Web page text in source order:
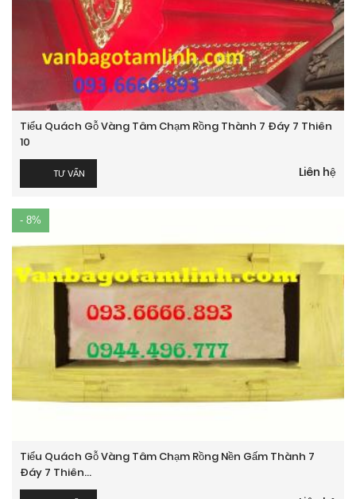
Tiểu Quách Gỗ Vàng Tâm Chạm Rồng Thành 7 Đáy 7 Thiên
10
TƯ VẤN Liên hệ
- 8%
Tiểu Quách Gỗ Vàng Tâm Chạm Rồng Nền Gấm Thành 7
Đáy 7 Thiên...